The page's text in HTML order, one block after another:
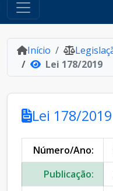
Início
Lei 178/2019
Lei 178/2019
Número/Ano:
Publicação: